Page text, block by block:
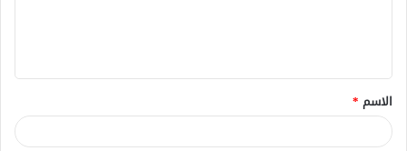
ق
*
الاسم *